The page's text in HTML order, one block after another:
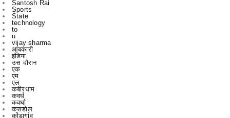
u
vijay sharma
आबकारी
इंडिया
उस दौरान
एक
एम
एल
कबीरधाम
कवर्ध
कवर्धा
कसडोल
कोंडागांव
ग्छत्तीसगढ़
ग्रामी
ग्रामीण
छत्तीसगढ